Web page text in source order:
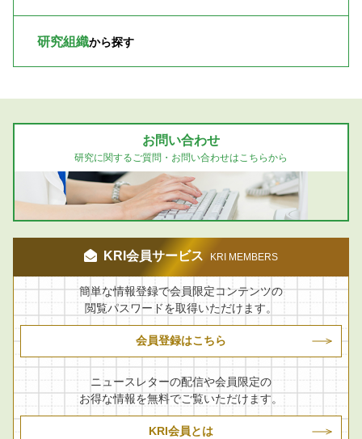
研究組織から探す
お問い合わせ
研究に関するご質問・お問い合わせはこちらから
KRI会員サービス KRI MEMBERS
簡単な情報登録で会員限定コンテンツの
閲覧パスワードを取得いただけます。
会員登録はこちら
ニュースレターの配信や会員限定の
お得な情報を無料でご覧いただけます。
KRI会員とは